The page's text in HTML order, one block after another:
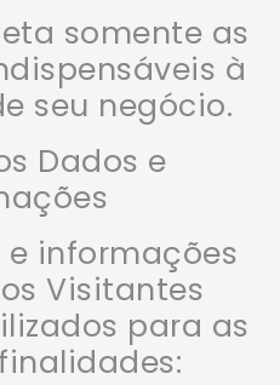
somente as
à
seu negócio.
Dados e
e informações
Visitantes
para as